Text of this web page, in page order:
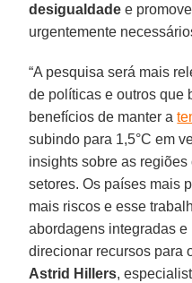
desigualdade e
urgentemente
“A pesquisa será mais
de políticas e outros que
benefícios de manter a
subindo para 1,5°C em
insights sobre as
setores. Os países mais
mais riscos e esse
abordagens integradas
direcionar recursos para
Astrid Hillers,